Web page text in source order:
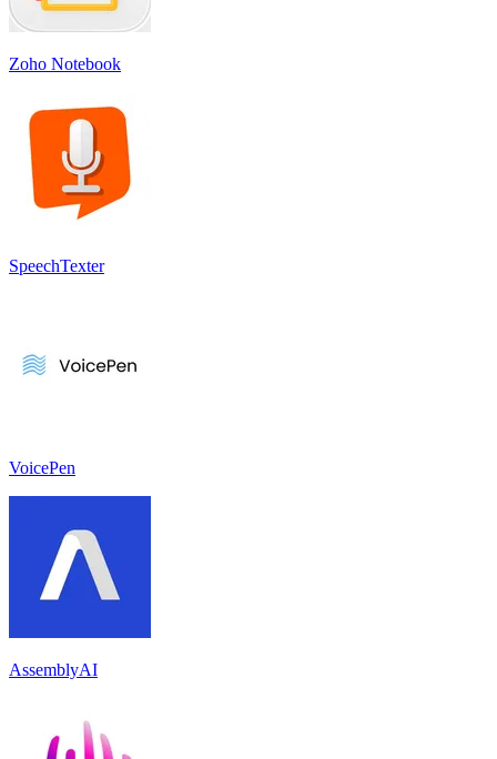
Zoho Notebook
SpeechTexter
VoicePen
AssemblyAI